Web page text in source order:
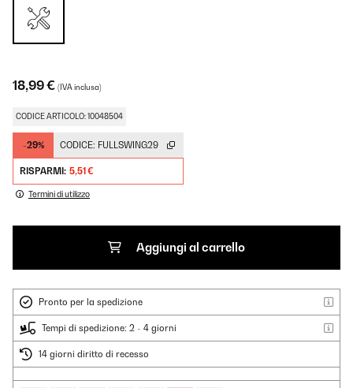
18,99 € (IVA inclusa)
CODICE ARTICOLO: 10048504
-29% CODICE: FULLSWING29
RISPARMI: 5,51 €
Termini di utilizzo
Aggiungi al carrello
Pronto per la spedizione
Tempi di spedizione: 2 - 4 giorni
14 giorni diritto di recesso